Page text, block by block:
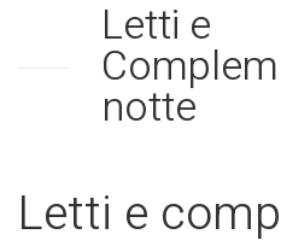
Letti e
notte
Letti e